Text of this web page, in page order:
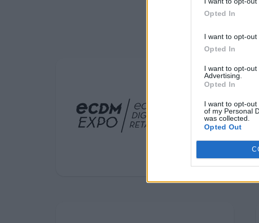
Opted In
I want to opt-out
Opted In
I want to opt-
Advertising.
Opted In
I want to opt-
of my Personal
was collected.
Opted Out